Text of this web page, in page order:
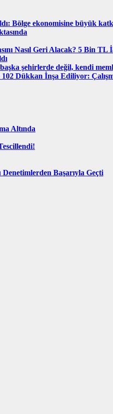
Bölge ekonomisine büyük
Nasıl Geri Alacak? 5 Bin TL
şehirlerde değil, kendi
102 Dükkan İnşa Ediliyor:
Altında
Başarıyla Geçti